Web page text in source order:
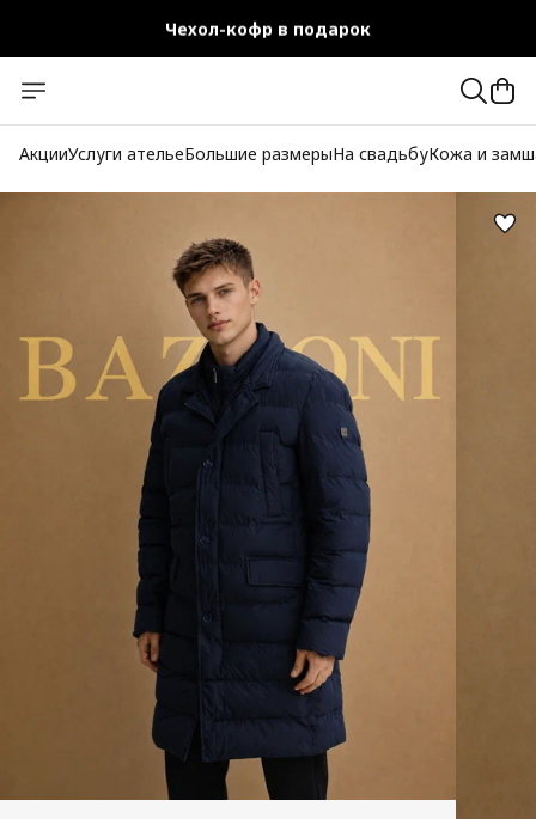
Чехол-кофр в подарок
Бесплатная доставка при заказе от 10 000 руб.
АкцииУслуги ательеБольшие размерыНа свадьбуКожа и